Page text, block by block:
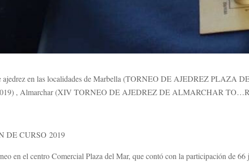
ajedrez en las localidades de Marbella (TORNEO DE AJEDREZ PLAZA
, Almarchar (XIV TORNEO DE AJEDREZ DE ALMARCHAR
DE CURSO 2019
en el centro Comercial Plaza del Mar, que contó con la participación de 66